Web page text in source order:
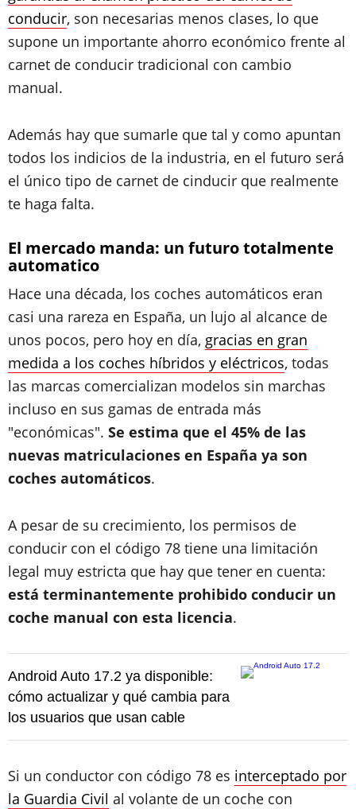
conducir, son necesarias menos clases, lo que
supone un importante ahorro económico frente al
carnet de conducir tradicional con cambio
manual.
Además hay que sumarle que tal y como apuntan
todos los indicios de la industria, en el futuro será
el único tipo de carnet de cinducir que realmente
te haga falta.
El mercado manda: un futuro totalmente
automatico
Hace una década, los coches automáticos eran
casi una rareza en España, un lujo al alcance de
unos pocos, pero hoy en día, gracias en gran
medida a los coches híbridos y eléctricos, todas
las marcas comercializan modelos sin marchas
incluso en sus gamas de entrada más
"económicas". Se estima que el 45% de las
nuevas matriculaciones en España ya son
coches automáticos.
A pesar de su crecimiento, los permisos de
conducir con el código 78 tiene una limitación
legal muy estricta que hay que tener en cuenta:
está terminantemente prohibido conducir un
coche manual con esta licencia.
Android Auto 17.2 ya disponible:
cómo actualizar y qué cambia para
los usuarios que usan cable
Si un conductor con código 78 es interceptado por
la Guardia Civil al volante de un coche con